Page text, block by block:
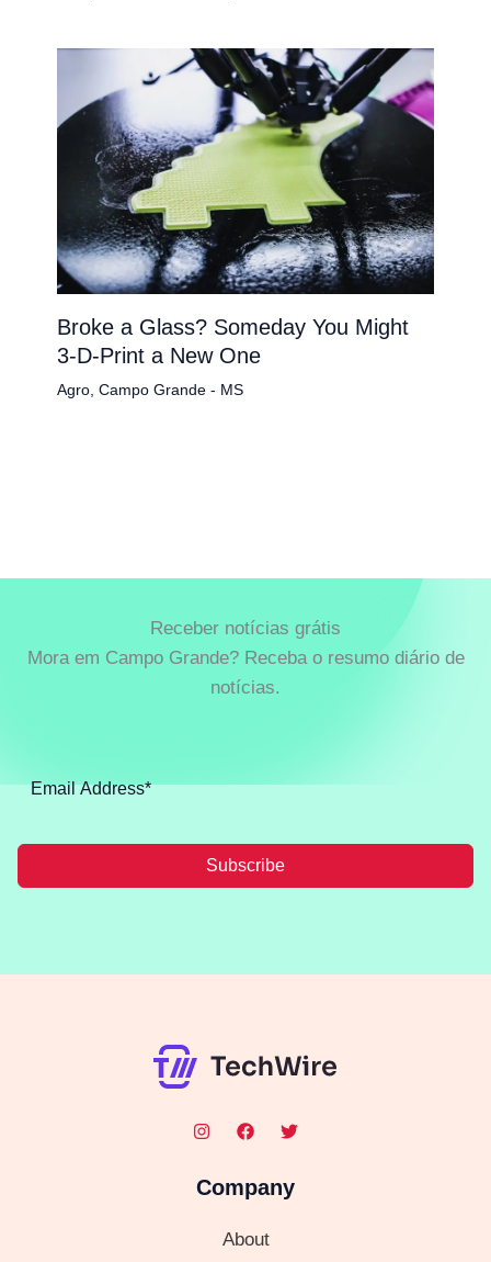
Broke a Glass? Someday You Might
3-D-Print a New One
Agro, Campo Grande - MS
Receber notícias grátis
Mora em Campo Grande? Receba o resumo diário de
notícias.
Subscribe
Company
About